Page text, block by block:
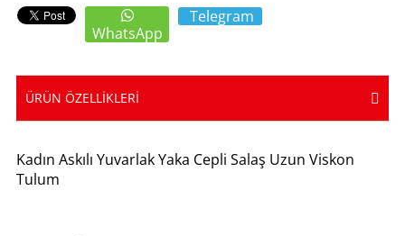
WhatsApp
Telegram
ÜRÜN ÖZELLIKLERI
Kadın Askılı Yuvarlak Yaka Cepli Salaş Uzun Viskon
Tulum